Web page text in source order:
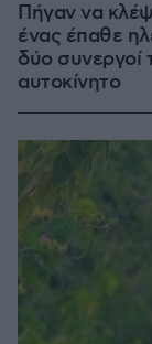
Πήγαν να
ένας έπαθε
δύο συνεργοί
αυτοκίνητο